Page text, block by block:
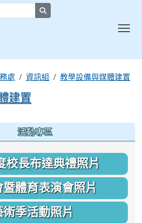
處 資訊組 教學設備與媒體建置
建置
活動專區
校長布達典禮照片
暨體育表演會照片
術季活動照片